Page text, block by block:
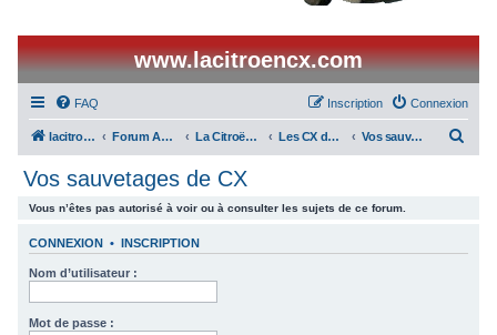
www.lacitroencx.com
FAQ Connexion
Inscription
lacitroencx Forum Agence CX La Citroën CX au quotidien Les CX des membres Vos sauvetages de CX
Vos sauvetages de CX
Vous n’êtes pas autorisé à voir ou à consulter les sujets de ce forum.
CONNEXION • INSCRIPTION
Nom d’utilisateur :
Mot de passe :